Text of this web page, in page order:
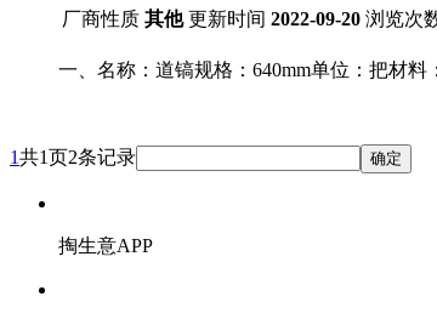
厂商性质 其他 更新时间 2022-09-20 浏览次
一、名称：道镐规格：640mm单位：把材
1共1页2条记录 确定
掏生意APP